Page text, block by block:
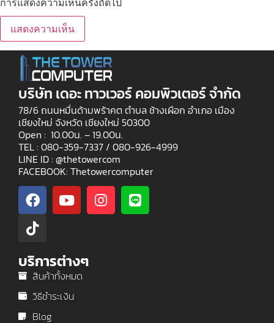
บริษัท เดอะ ทาวเวอร์ คอมพิวเตอร์ จำกัด
78/6 ถนนหมื่นด้ามพร้าคต ตำบล ช้างเผือก อำเภอ เมือง
เชียงใหม่ จังหวัด เชียงใหม่ 50300
Open : 10.00น. – 19.00น.
TEL : 080-359-7337 / 080-926-4999
LINE ID : @thetowercom
FACEBOOK: Thetowercomputer
บริการต่างๆ
สินค้าทั้งหมด
วิธีชำระเงิน
Blog